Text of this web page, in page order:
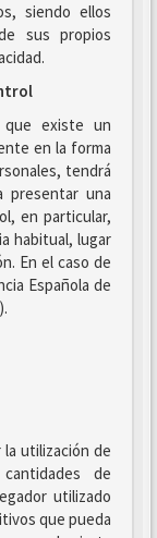
siendo ellos
sus propios
que existe un
en la forma
tendrá
una
en particular,
habitual, lugar
En el caso de
Española de
utilización de
de
utilizado
que pueda